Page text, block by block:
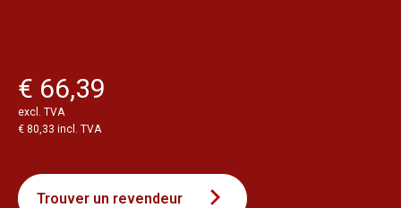
€ 66,39
excl. TVA
€ 80,33 incl. TVA
Trouver un revendeur